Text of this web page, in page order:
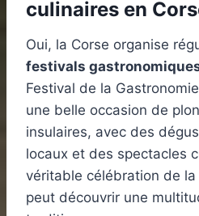
culinaires en
Oui, la Corse organise
festivals
Festival de la
une belle occasion de
insulaires, avec des
locaux et des spectacles
véritable célébration de la
peut découvrir une